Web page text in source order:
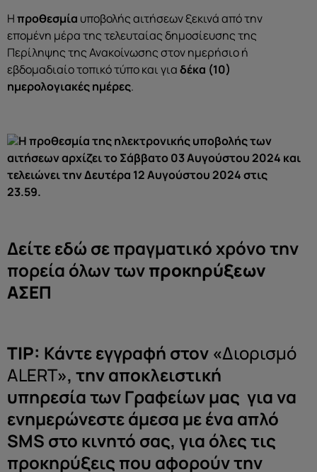
Ηπροθεσμία υποβολής αιτήσεων ξεκινά από την
επομένη μέρα της τελευταίας δημοσίευσης της
Περίληψης της Ανακοίνωσης στον ημερήσιο ή
εβδομαδιαίο τοπικό τύπο και γιαδέκα (10)
ημερολογιακές ημέρες.
Η προθεσμία της ηλεκτρονικής υποβολής των
αιτήσεων αρχίζει το Σάββατο 03 Αυγούστου 2024 και
τελειώνει την Δευτέρα 12 Αυγούστου 2024 στις
23.59.
Δείτε εδώ σε πραγματικό χρόνο την
πορεία όλων τωνπροκηρύξεων
ΑΣΕΠ
ΤΙP: Κάντε εγγραφή στον «Διορισμό
ALERT», την αποκλειστική
υπηρεσία των Γραφείων μας για να
ενημερώνεστε άμεσα με ένα απλό
SMS στο κινητό σας, για όλες τις
προκηρύξεις που αφορούν την